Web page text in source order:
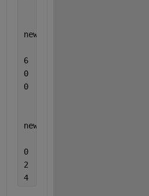
newA(:,:,2) =
6   0   0
0   0   0
0   0   0
newA(:,:,3) =
0   1   0
2   0   7
4   0   0